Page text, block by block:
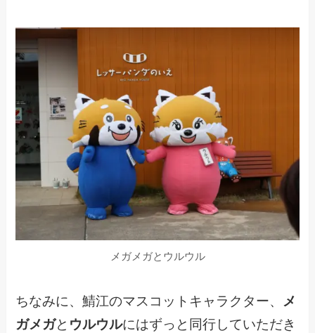
メガメガとウルウル
ちなみに、鯖江のマスコットキャラクター、 メ
ガメガと ウルウルにはずっと同行していただき